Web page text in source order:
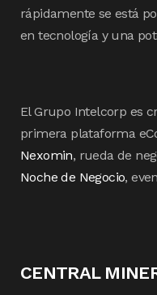
rápidamente se está
en tecnología y una
El Grupo Intelcorp es
primera plataforma
Nexomin, rueda de
Noche de Negocio,
CENTRAL